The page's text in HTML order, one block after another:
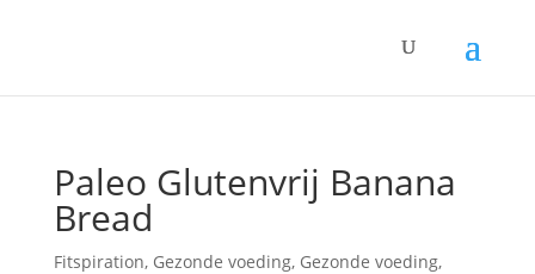
Paleo Glutenvrij Banana
Bread
Fitspiration, Gezonde voeding, Gezonde voeding,